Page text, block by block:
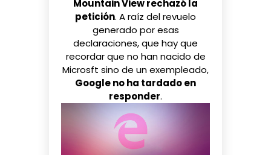
Mountain View rechazó la
petición. A raíz del revuelo
generado por esas
declaraciones, que hay que
recordar que no han nacido de
Microsft sino de un exempleado,
Google no ha tardado en
responder.